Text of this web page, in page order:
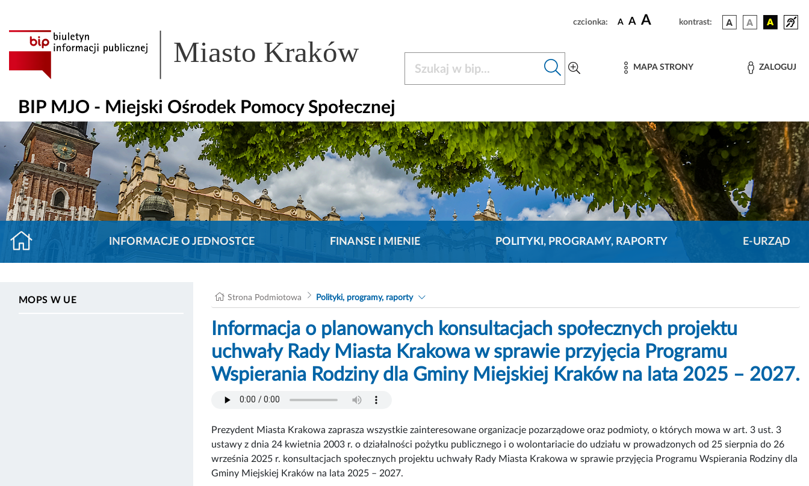
czcionka: A A A kontrast:
Miasto Kraków MAPA STRONY ZALOGUJ
BIP MJO - Miejski Ośrodek Pomocy Społecznej
INFORMACJE O JEDNOSTCE FINANSE I MIENIE POLITYKI, PROGRAMY, RAPORTY E-URZĄD
MOPS W UE Strona Podmiotowa Polityki, programy, raporty
Informacja o planowanych konsultacjach społecznych projektu
uchwały Rady Miasta Krakowa w sprawie przyjęcia Programu
Wspierania Rodziny dla Gminy Miejskiej Kraków na lata 2025 – 2027.
Prezydent Miasta Krakowa zaprasza wszystkie zainteresowane organizacje pozarządowe oraz podmioty, o których mowa w art. 3 ust. 3
ustawy z dnia 24 kwietnia 2003 r. o działalności pożytku publicznego i o wolontariacie do udziału w prowadzonych od 25 sierpnia do 26
września 2025 r. konsultacjach społecznych projektu uchwały Rady Miasta Krakowa w sprawie przyjęcia Programu Wspierania Rodziny dla
Gminy Miejskiej Kraków na lata 2025 – 2027.